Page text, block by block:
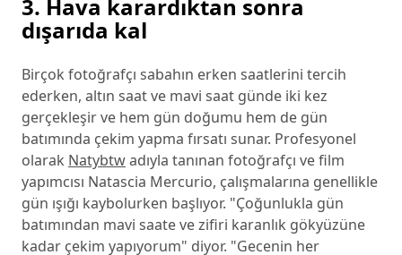
3. Hava karardıktan sonra
dışarıda kal
Birçok fotoğrafçı sabahın erken saatlerini tercih
ederken, altın saat ve mavi saat günde iki kez
gerçekleşir ve hem gün doğumu hem de gün
batımında çekim yapma fırsatı sunar. Profesyonel
olarak Natybtwadıyla tanınan fotoğrafçı ve film
yapımcısı Natascia Mercurio, çalışmalarına genellikle
gün ışığı kaybolurken başlıyor. "Çoğunlukla gün
batımından mavi saate ve zifiri karanlık gökyüzüne
kadar çekim yapıyorum" diyor. "Gecenin her